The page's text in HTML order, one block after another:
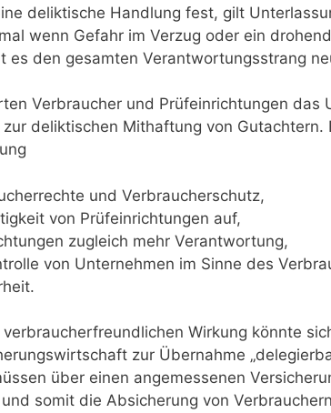
deliktische Handlung fest, gilt
wenn Gefahr im Verzug oder ein
es den gesamten Verantwortungsstrang
Verbraucher und Prüfeinrichtungen das
deliktischen Mithaftung von Gutachtern.
und Verbraucherschutz,
von Prüfeinrichtungen auf,
zugleich mehr Verantwortung,
von Unternehmen im Sinne des
Wirkung könnte
zur Übernahme
über einen angemessenen
somit die Absicherung von